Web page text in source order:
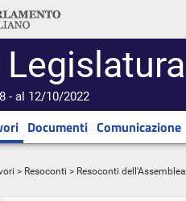
Legislatura
- al 12/10/2022
Documenti Comunicazione
> Resoconti > Resoconti dell'Assemblea